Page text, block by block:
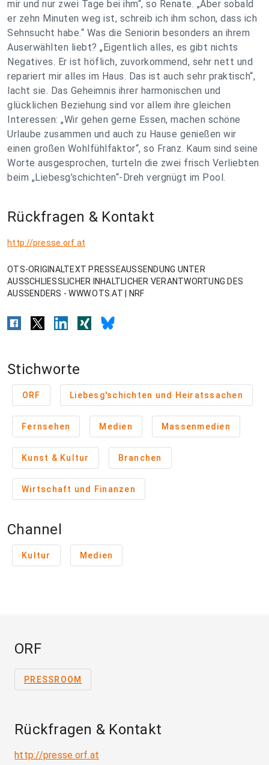
mir und nur zwei Tage bei ihm“, so Renate. „Aber sobald
er zehn Minuten weg ist, schreib ich ihm schon, dass ich
Sehnsucht habe.“ Was die Seniorin besonders an ihrem
Auserwählten liebt? „Eigentlich alles, es gibt nichts
Negatives. Er ist höflich, zuvorkommend, sehr nett und
repariert mir alles im Haus. Das ist auch sehr praktisch“,
lacht sie. Das Geheimnis ihrer harmonischen und
glücklichen Beziehung sind vor allem ihre gleichen
Interessen: „Wir gehen gerne Essen, machen schöne
Urlaube zusammen und auch zu Hause genießen wir
einen großen Wohlfühlfaktor“, so Franz. Kaum sind seine
Worte ausgesprochen, turteln die zwei frisch Verliebten
beim „Liebesg’schichten“-Dreh vergnügt im Pool.
Rückfragen & Kontakt
http://presse.orf.at
OTS-ORIGINALTEXT PRESSEAUSSENDUNG UNTER
AUSSCHLIESSLICHER INHALTLICHER VERANTWORTUNG DES
AUSSENDERS - WWW.OTS.AT | NRF
Stichworte
ORF Liebesg'schichten und Heiratssachen
Fernsehen Medien Massenmedien
Kunst & Kultur Branchen
Wirtschaft und Finanzen
Channel
Kultur Medien
ORF
PRESSROOM
Rückfragen & Kontakt
http://presse.orf.at